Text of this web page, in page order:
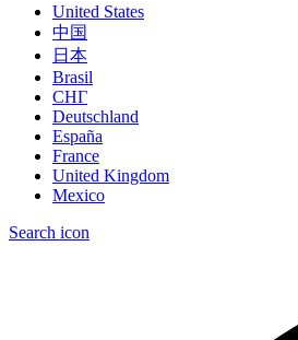
United States
中国
日本
Brasil
СНГ
Deutschland
España
France
United Kingdom
Mexico
Search icon